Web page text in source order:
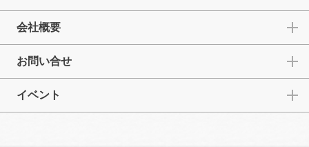
会社概要
お問い合せ
イベント